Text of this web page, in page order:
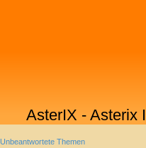
AsterIX - Asterix
Unbeantwortete Themen